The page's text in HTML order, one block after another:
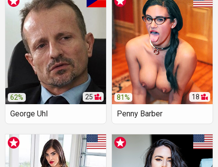
25
62%
George Uhl
18
81%
Penny Barber